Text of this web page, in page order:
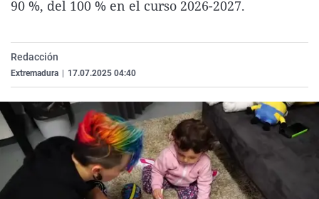
La rosa de los vientos
Caso
Operación Viuda
Extremadura
Navarra
País Vasco
Virales
90 %, del 100 % en el curso 2026-2027.
Redacción
Extremadura 17.07.2025 04:40